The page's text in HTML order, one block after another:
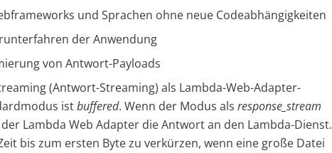
und Sprachen ohne neue Codeabhängigkeiten
der Anwendung
von Antwort-Payloads
(Antwort-Streaming) als Lambda-Web-Adapter-
istbuffered. Wenn der Modus als response_stream
Lambda Web Adapter die Antwort an den Lambda-Dienst.
bis zum ersten Byte zu verkürzen, wenn eine große Datei